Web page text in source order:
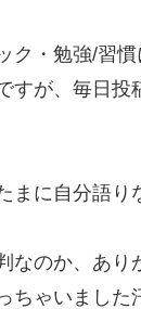
ク・勉強/習
すが、毎日
まに自分語
なのか、あ
ちゃいました